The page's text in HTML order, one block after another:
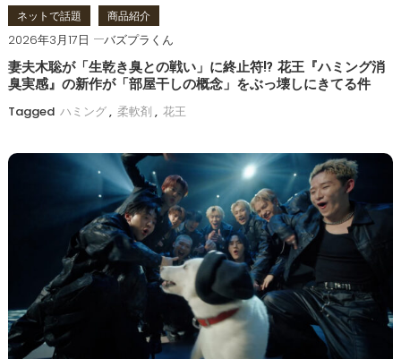
ネットで話題 商品紹介
2026年3月17日 バズプラくん
妻夫木聡が「生乾き臭との戦い」に終止符!? 花王『ハミング消
臭実感』の新作が「部屋干しの概念」をぶっ壊しにきてる件
Tagged ハミング, 柔軟剤 , 花王